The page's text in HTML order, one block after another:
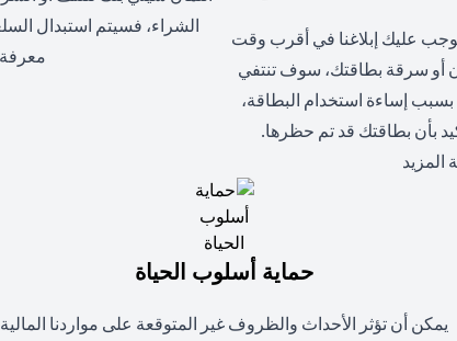
عليك إبلاغنا في أقرب وقت
أو سرقة بطاقتك، سوف تنتفي
إساءة استخدام البطاقة،
بأن بطاقتك قد تم حظرها.
المزيد
(opens in a new tab)
الشراء، فسيتم استبدال
معرفة
حماية أسلوب الحياة
يمكن أن تؤثر الأحداث والظروف غير المتوقعة على مواردنا المالية